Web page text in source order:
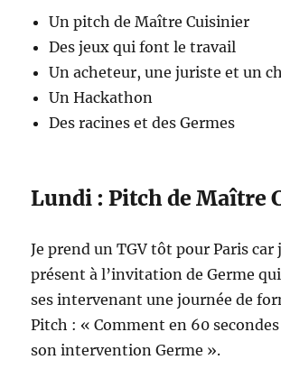
Un pitch de Maître Cuisinier
Des jeux qui font le travail
Un acheteur, une juriste et un
Un Hackathon
Des racines et des Germes
Lundi : Pitch de Maître
Je prend un TGV tôt pour Paris car
présent à l’invitation de Germe
ses intervenant une journée de
Pitch : « Comment en 60
son intervention Germe ».